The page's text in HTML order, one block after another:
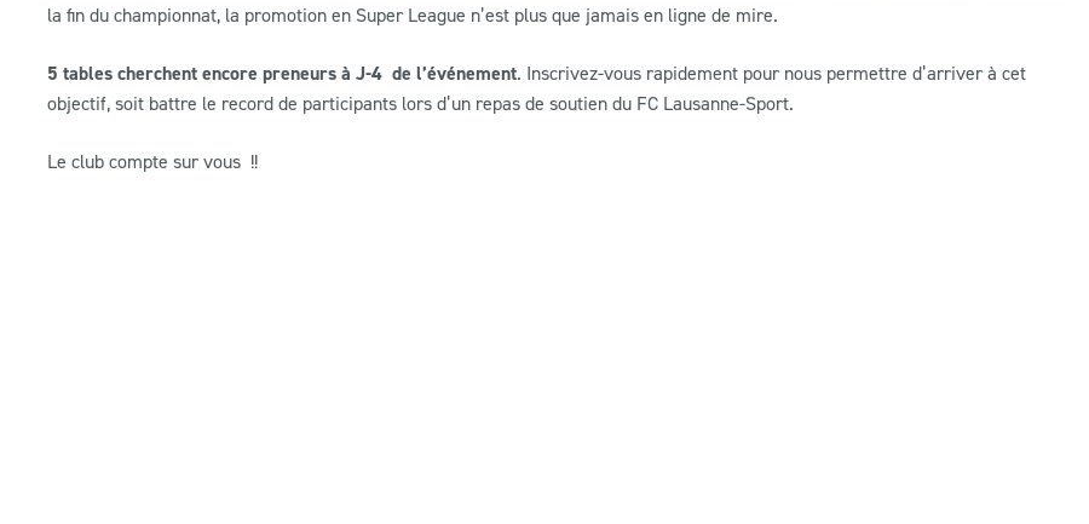
la fin du championnat, la promotion en Super League n’est plus que jamais en ligne de mire.
5 tables cherchent encore preneurs à J-4 de l’événement. Inscrivez-vous rapidement pour nous permettre d’arriver à cet
objectif, soit battre le record de participants lors d’un repas de soutien du FC Lausanne-Sport.
Le club compte sur vous !!